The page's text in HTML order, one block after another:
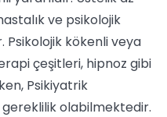
ve psikolojik
Psikolojik kökenli veya
çeşitleri, hipnoz gibi
Psikiyatrik
olabilmektedir.